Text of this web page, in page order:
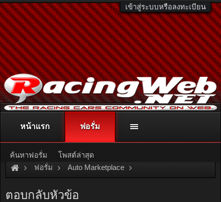
เข้าสู่ระบบหรือลงทะเบียน
ติดต่อลงโฆษณา racingweb@gmail.comหรือโทร. 081-811-1138
หรืออ่านรายละเอียดเพิ่มเติม คลิกที่นี่
ฟอรั่ม Auto Marketplace
ตอบกลับหัวข้อ
หน้าแรก ฟอรั่ม
ค้นหาฟอรั่ม โพสต์ล่าสุด